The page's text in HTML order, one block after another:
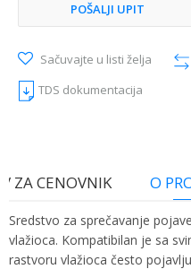
POŠALJI UPIT
Sačuvajte u listi želja
TDS dokumentacija
ZA CENOVNIK O
Sredstvo za sprečavanje
vlažioca. Kompatibilan je sa
rastvoru vlažioca često